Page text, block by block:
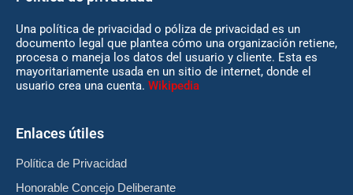
Una política de privacidad o póliza de privacidad es un
documento legal que plantea cómo una organización retiene,
procesa o maneja los datos del usuario y cliente. Esta es
mayoritariamente usada en un sitio de internet, donde el
usuario crea una cuenta. Wikipedia
Enlaces útiles
Política de Privacidad
Honorable Concejo Deliberante